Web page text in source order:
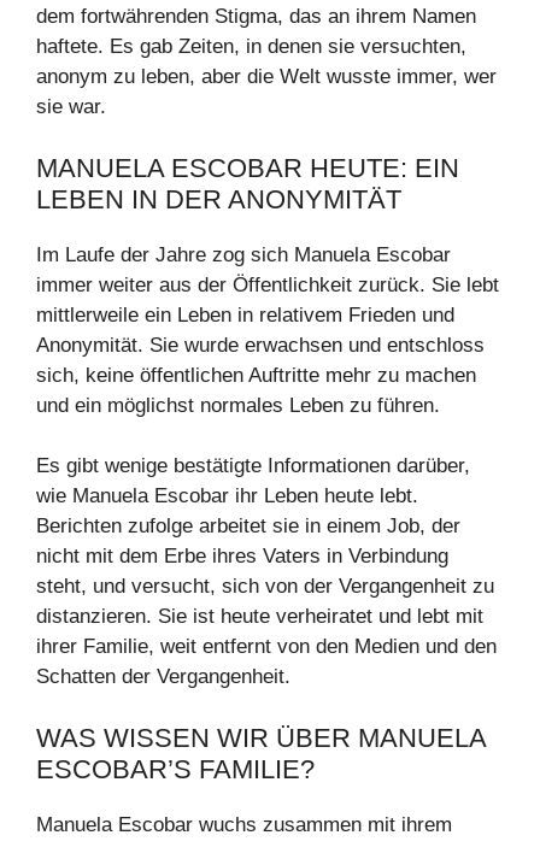
dem fortwährenden Stigma, das an ihrem Namen
haftete. Es gab Zeiten, in denen sie versuchten,
anonym zu leben, aber die Welt wusste immer, wer
sie war.
MANUELA ESCOBAR HEUTE: EIN
LEBEN IN DER ANONYMITÄT
Im Laufe der Jahre zog sich Manuela Escobar
immer weiter aus der Öffentlichkeit zurück. Sie lebt
mittlerweile ein Leben in relativem Frieden und
Anonymität. Sie wurde erwachsen und entschloss
sich, keine öffentlichen Auftritte mehr zu machen
und ein möglichst normales Leben zu führen.
Es gibt wenige bestätigte Informationen darüber,
wie Manuela Escobar ihr Leben heute lebt.
Berichten zufolge arbeitet sie in einem Job, der
nicht mit dem Erbe ihres Vaters in Verbindung
steht, und versucht, sich von der Vergangenheit zu
distanzieren. Sie ist heute verheiratet und lebt mit
ihrer Familie, weit entfernt von den Medien und den
Schatten der Vergangenheit.
WAS WISSEN WIR ÜBER MANUELA
ESCOBAR’S FAMILIE?
Manuela Escobar wuchs zusammen mit ihrem